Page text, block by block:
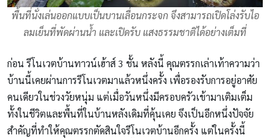
พื้นที่นั่งเล่นออกแบบเป็นบานเลื่อนกระจก จึงสามารถเปิดโล่งรับไอ
ลมเย็นที่พัดผ่านน้ำ และเปิดรับ แสงธรรมชาติได้อย่างเต็มที่
ก่อน รีโนเวตบ้านทาวน์เฮ้าส์ 3 ชั้น หลังนี้ คุณตรรกเล่าเท้าความว่า
บ้านนี้เคยผ่านการรีโนเวตมาแล้วหนึ่งครั้ง เพื่อรองรับการอยู่อาศัย
คนเดียวในช่วงวัยหนุ่ม แต่เมื่อวันหนึ่งมีครอบครัวเข้ามาเติมเต็ม
ทั้งในชีวิตและพื้นที่ในบ้านหลังเดิมที่คุ้นเคย จึงเป็นอีกหนึ่งปัจจัย
สำคัญที่ทำให้คุณตรรกตัดสินใจรีโนเวตบ้านอีกครั้ง แต่ในครั้งนี้